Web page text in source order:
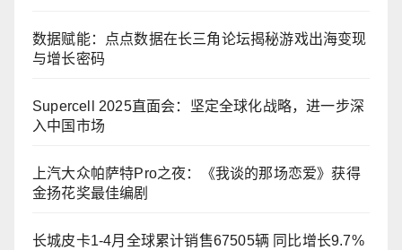
数据赋能：点点数据在长三角论坛揭秘游戏出海变现
与增长密码
Supercell 2025直面会：坚定全球化战略，进一步深
入中国市场
上汽大众帕萨特Pro之夜：《我谈的那场恋爱》获得
金扬花奖最佳编剧
长城皮卡1-4月全球累计销售67505辆 同比增长9.7%